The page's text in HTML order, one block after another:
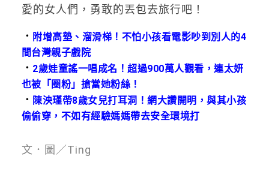
愛的女人們，勇敢的丟包去旅行吧！
． 附增高墊、溜滑梯！不怕小孩看電影吵到別人的4
間台灣親子戲院
． 2歲娃童謠一唱成名！超過900萬人觀看，連太妍
也被「圈粉」搶當她粉絲！
． 陳泱瑾帶8歲女兒打耳洞！網大讚開明，與其小孩
偷偷穿，不如有經驗媽媽帶去安全環境打
文．圖／Ting